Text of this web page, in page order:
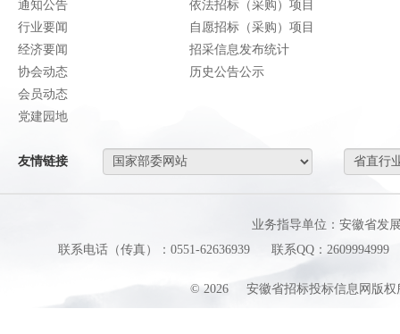
通知公告
行业要闻
经济要闻
协会动态
会员动态
党建园地
依法招标（采购）项目
自愿招标（采购）项目
招采信息发布统计
历史公告公示
友情链接
业务指导单位：安徽省发
联系电话（传真）：0551-62636939
联系QQ：2609994999
© 2026 安徽省招标投标信息网版